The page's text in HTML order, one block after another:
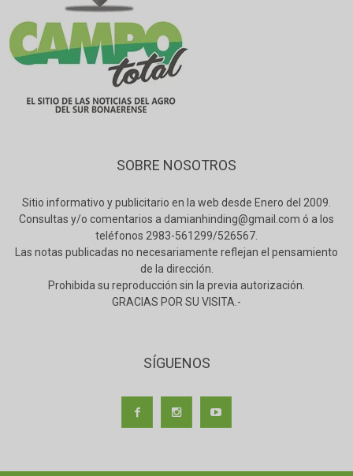
SOBRE NOSOTROS
Sitio informativo y publicitario en la web desde Enero del 2009.
Consultas y/o comentarios a damianhinding@gmail.com ó a los
teléfonos 2983-561299/526567.
Las notas publicadas no necesariamente reflejan el pensamiento
de la dirección.
Prohibida su reproducción sin la previa autorización.
GRACIAS POR SU VISITA.-
SÍGUENOS